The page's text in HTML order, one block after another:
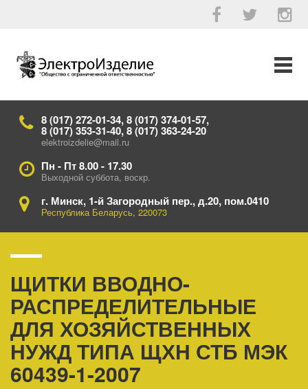
8 (017) 272-01-34, 8 (017) 374-01-57,
8 (017) 353-31-40, 8 (017) 363-24-20
elektroizdelie@mail.ru
Пн - Пт 8.00 - 17.30
Выходной суббота, воскр.
г. Минск, 1-й Загородный пер., д.20, пом.0410
Республика Беларусь, 220073
ЩИТКИ ВВОДНО-
РАСПРЕДЕЛИТЕЛЬНЫЕ
ДЛЯ ХОЗЯЙСТВЕННЫХ
НУЖД ТИПА ЩХН СТБ МЭК
60439-1-2007